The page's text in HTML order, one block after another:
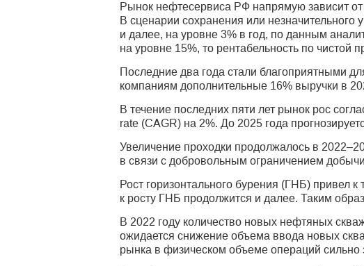
Рынок нефтесервиса РФ напрямую зависит
В сценарии сохранения или незначительного
и далее, на уровне 3% в год, по данным
на уровне 15%, то рентабельность по
Последние два года стали благоприятными
компаниям дополнительные 16% выручки в
В течение последних пяти лет рынок рос
rate (CAGR) на 2%. До 2025 года
Увеличение проходки продолжалось в
в связи с добровольным ограничением
Рост горизонтального бурения (ГНБ) привел
к росту ГНБ продолжится и далее. Таким
В 2022 году количество новых нефтяных
ожидается снижение объема ввода новых
рынка в физическом объеме операций сильно